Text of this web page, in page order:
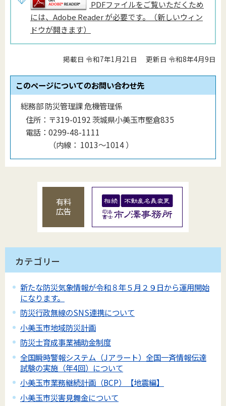
PDFファイルをご覧いただくため
には、Adobe Reader が必要です。（新しいウィン
ドウが開きます）
掲載日 令和7年1月21日 更新日 令和8年4月9日
このページについてのお問い合わせ先
総務部 防災管理課 危機管理係
住所： 〒319-0192 茨城県小美玉市堅倉835
電話： 0299-48-1111
（内線 ： 1013〜1014）
有料
広告
カテゴリー
新たな防災気象情報が令和８年５月２９日から運用開始
になります。
防災行政無線のSNS連携について
小美玉市地域防災計画
防災士育成事業補助金制度
全国瞬時警報システム（Jアラート）全国一斉情報伝達
試験の実施（年4回）について
小美玉市業務継続計画（BCP）【地震編】
小美玉市災害見舞金について